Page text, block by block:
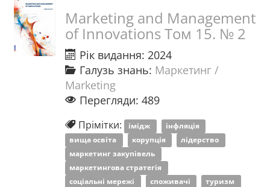
Marketing and Management
of Innovations Том 15. № 2
Рік видання: 2024
Галузь знань: Маркетинг /
Marketing
Перегляди: 489
Прімітки: імідж
інфляція
вища освіта
корупція
лідерство
маркетинг закупівель
маркетингова стратегія
соціальні мережі
споживачі
туризм